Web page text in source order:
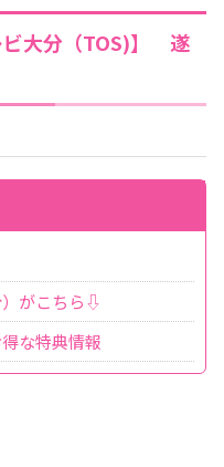
ビ大分（TOS)】 遂
）がこちら⇩
な特典情報